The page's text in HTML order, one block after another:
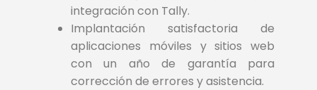
integración con Tally.
Implantación satisfactoria de
aplicaciones móviles y sitios web
con un año de garantía para
corrección de errores y asistencia.